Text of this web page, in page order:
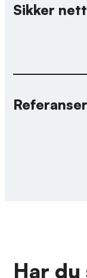
Sikker
Referanser
Har